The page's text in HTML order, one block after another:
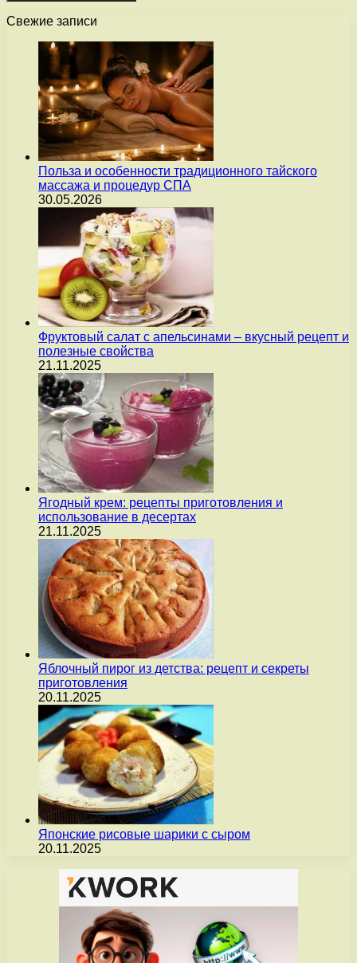
Свежие записи
Польза и особенности традиционного тайского
массажа и процедур СПА
30.05.2026
Фруктовый салат с апельсинами – вкусный рецепт и
полезные свойства
21.11.2025
Ягодный крем: рецепты приготовления и
использование в десертах
21.11.2025
Яблочный пирог из детства: рецепт и секреты
приготовления
20.11.2025
Японские рисовые шарики с сыром
20.11.2025